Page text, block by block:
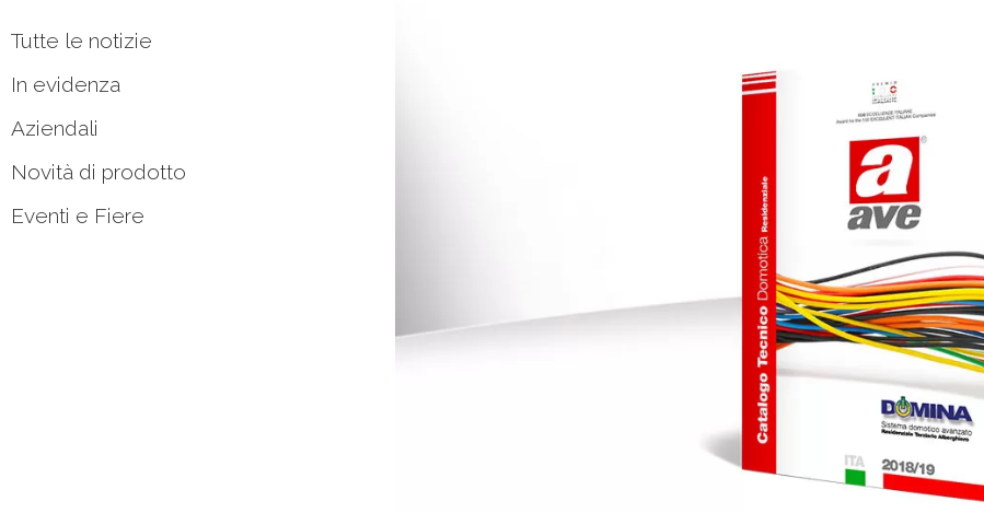
Tutte le notizie
In evidenza
Aziendali
Novità di prodotto
Eventi e Fiere